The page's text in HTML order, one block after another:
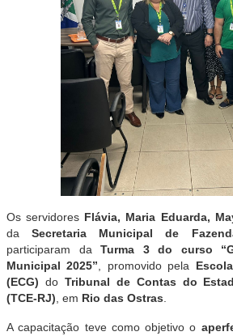
Os servidores Flávia, Maria Eduarda,
daSecretaria Municipal de
participaram da Turma 3 do curso
Municipal 2025” , promovido pela
(ECG) do Tribunal de Contas do
(TCE-RJ) , em Rio das Ostras
A capacitação teve como objetivo o